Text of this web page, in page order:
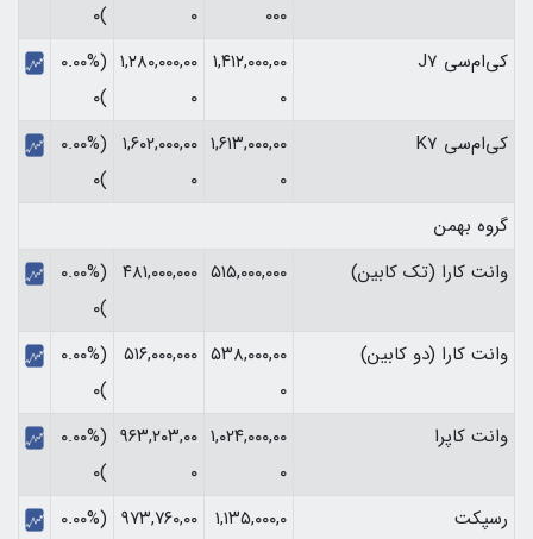
۰۰۰
۰
)۰
کی‌ام‌سی J7
۱,۴۱۲,۰۰۰,۰۰
۰
۱,۲۸۰,۰۰۰,۰۰
۰
(۰.۰۰%
)۰
کی‌ام‌سی K7
۱,۶۱۳,۰۰۰,۰۰
۰
۱,۶۰۲,۰۰۰,۰۰
۰
(۰.۰۰%
)۰
گروه بهمن
وانت کارا (تک کابین)
۵۱۵,۰۰۰,۰۰۰ ۴۸۱,۰۰۰,۰۰۰
(۰.۰۰%
)۰
وانت کارا (دو کابین)
۵۳۸,۰۰۰,۰۰
۰
۵۱۶,۰۰۰,۰۰۰
(۰.۰۰%
)۰
وانت کاپرا
۱,۰۲۴,۰۰۰,۰۰
۰
۹۶۳,۲۰۳,۰۰
۰
(۰.۰۰%
)۰
رسپکت
۱,۱۳۵,۰۰۰,۰
۹۷۳,۷۶۰,۰۰
(۰.۰۰%